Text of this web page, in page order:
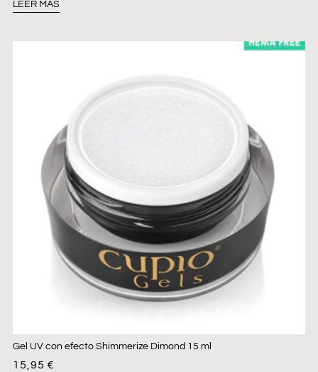
LEER MÁS
Gel UV con efecto Shimmerize Dimond 15 ml
15,95€